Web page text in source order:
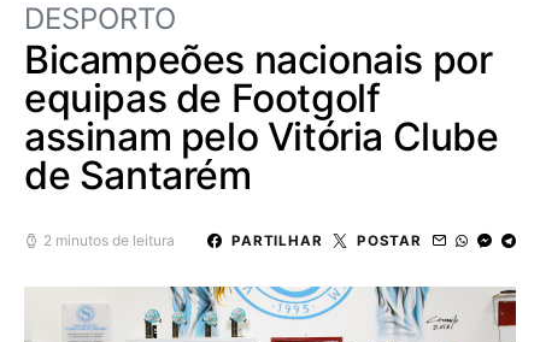
DESPORTO
Bicampeões nacionais por
equipas de Footgolf
assinam pelo Vitória Clube
de Santarém
2 minutos de leitura PARTILHAR POSTAR